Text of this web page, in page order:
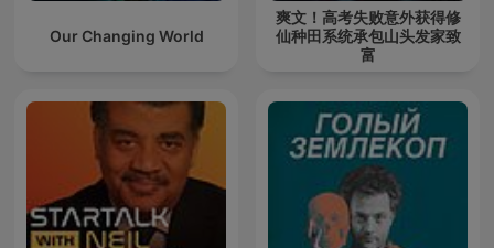
Our Changing World
爽文！高考失败意外获得修
仙种田系统承包山头发家致
富